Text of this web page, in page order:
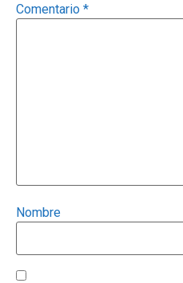
Comentario *
Nombre